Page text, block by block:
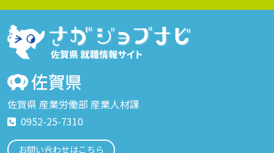
佐賀県 産業労働部 産業人材課
0952-25-7310
お問い合わせはこちら